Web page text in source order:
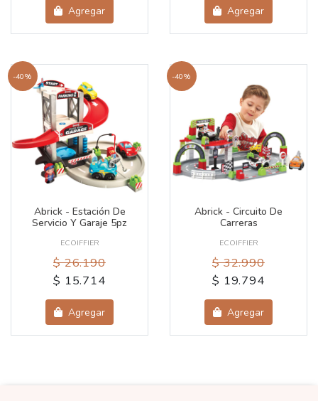
Agregar Agregar
-40%
Abrick - Estación De
Servicio Y Garaje 5pz
ECOIFFIER
$ 26.190
$ 15.714
Agregar
-40%
Abrick - Circuito De
Carreras
ECOIFFIER
$ 32.990
$ 19.794
Agregar